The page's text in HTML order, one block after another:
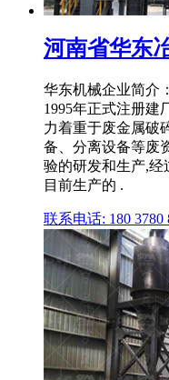
河南省华东
华东机械企业简介
1995年正式注册建
力着重于废金属破
备、分离设备等废
验的研发和生产,经
目前生产的 .
联系电话: 180 3780